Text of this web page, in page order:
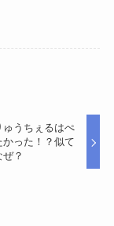
ゅうちぇるはぺ
かった！？似て
？